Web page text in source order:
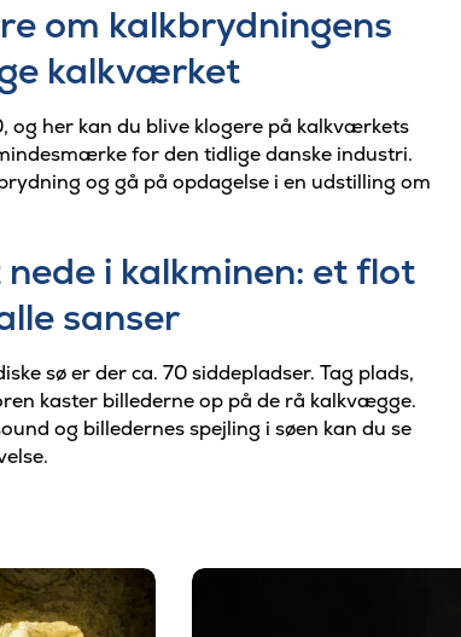
om kalkbrydningens
kalkværket
her kan du blive klogere på kalkværkets
for den tidlige danske industri.
og gå på opdagelse i en udstilling om
i kalkminen: et flot
sanser
sø er der ca. 70 siddepladser. Tag plads,
kaster billederne op på de rå kalkvægge.
og billedernes spejling i søen kan du se